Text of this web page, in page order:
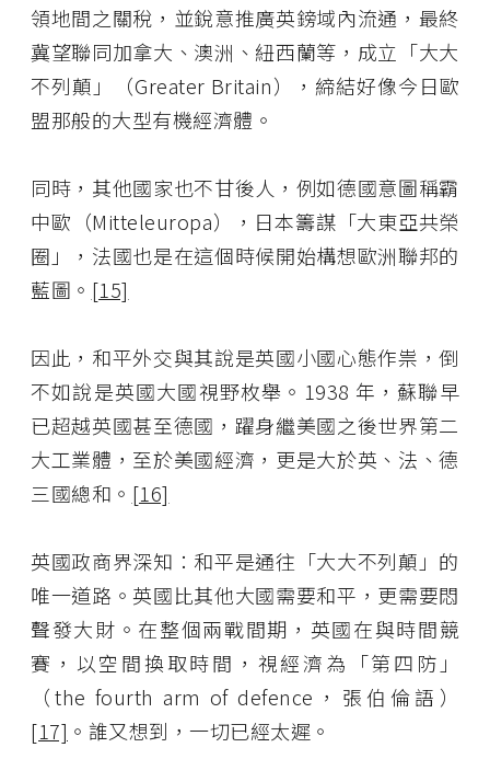
領地間之關稅，並銳意推廣英鎊域內流通，最終
冀望聯同加拿大、澳洲、紐西蘭等，成立「大大
不列顛」（Greater Britain），締結好像今日歐
盟那般的大型有機經濟體。
同時，其他國家也不甘後人，例如德國意圖稱霸
中歐（Mitteleuropa），日本籌謀「大東亞共榮
圈」，法國也是在這個時候開始構想歐洲聯邦的
藍圖。 [15]
因此，和平外交與其說是英國小國心態作祟，倒
不如說是英國大國視野枚舉。1938 年，蘇聯早
已超越英國甚至德國，躍身繼美國之後世界第二
大工業體，至於美國經濟，更是大於英、法、德
三國總和。 [16]
英國政商界深知：和平是通往「大大不列顛」的
唯一道路。英國比其他大國需要和平，更需要悶
聲發大財。在整個兩戰間期，英國在與時間競
賽，以空間換取時間，視經濟為「第四防」
（the fourth arm of defence，張伯倫語）
[17] 。誰又想到，一切已經太遲。